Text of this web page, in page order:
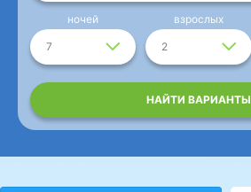
7
ночей
2
взрослых
НАЙТИ ВАРИАНТЫ